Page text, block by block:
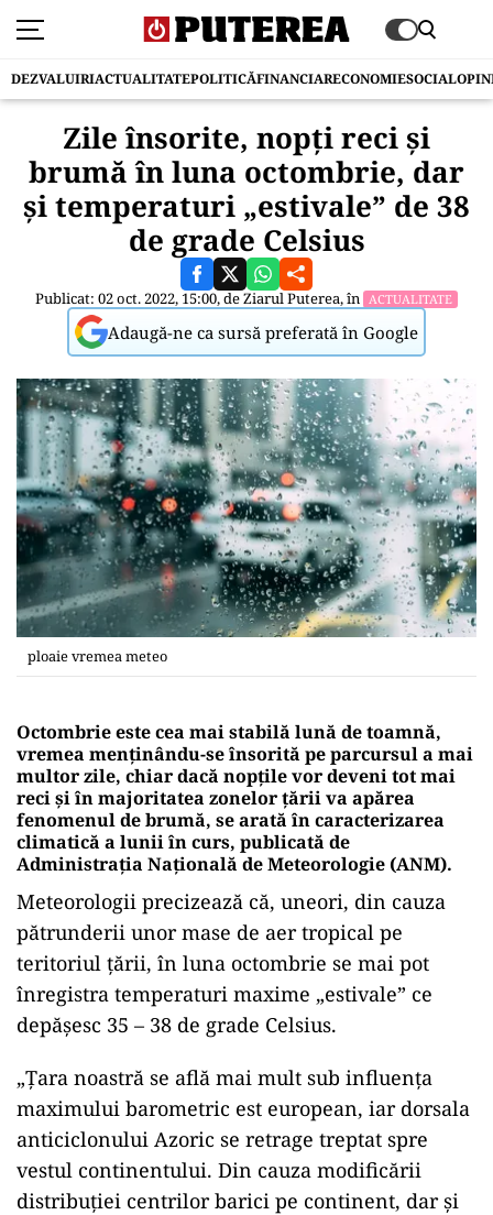
DEZVALUIRIACTUALITATEPOLITICĂFINANCIARECONOMIESOCIAL
Zile însorite, nopţi reci şi
brumă în luna octombrie, dar
şi temperaturi „estivale” de 38
de grade Celsius
Publicat: 02 oct. 2022, 15:00, deZiarul Puterea, în ACTUALITATE
Adaugă-ne ca sursă preferată în Google
ploaie vremea meteo
Octombrie este cea mai stabilă lună de toamnă,
vremea menţinându-se însorită pe parcursul a mai
multor zile, chiar dacă nopţile vor deveni tot mai
reci şi în majoritatea zonelor ţării va apărea
fenomenul de brumă, se arată în caracterizarea
climatică a lunii în curs, publicată de
Administraţia Naţională de Meteorologie (ANM).
Meteorologii precizează că, uneori, din cauza
pătrunderii unor mase de aer tropical pe
teritoriul ţării, în luna octombrie se mai pot
înregistra temperaturi maxime „estivale” ce
depăşesc 35 – 38 de grade Celsius.
„Ţara noastră se află mai mult sub influenţa
maximului barometric est european, iar dorsala
anticiclonului Azoric se retrage treptat spre
vestul continentului. Din cauza modificării
distribuţiei centrilor barici pe continent, dar şi